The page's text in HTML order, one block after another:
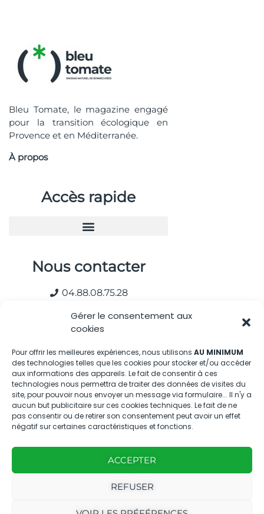
Gérer le consentement aux
cookies
Pour offrir les meilleures expériences, nous utilisons AU MINIMUM
des technologies telles que les cookies pour stocker et/ou accéder
aux informations des appareils. Le fait de consentir à ces
technologies nous permettra de traiter des données de visites du
site, pour pouvoir nous envoyer un message via formulaire... Il n'y a
aucun but publicitaire sur ces cookies techniques. Le fait de ne
pas consentir ou de retirer son consentement peut avoir un effet
négatif sur certaines caractéristiques et fonctions.
ACCEPTER
REFUSER
Bleu Tomate, le magazine engagé
pour la transition écologique en
Provence et en Méditerranée.
À propos
Accès rapide
Nous contacter
04.88.08.75.28
Kit média Bleu Tomate
Nous suivre